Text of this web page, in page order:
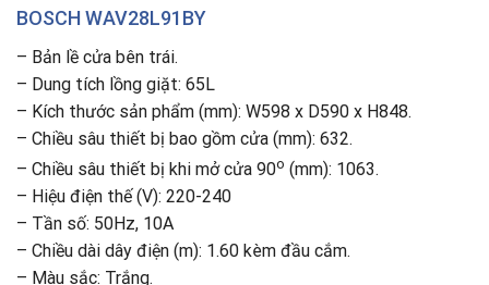
BOSCH WAV28L91BY
– Bản lề cửa bên trái.
– Dung tích lồng giặt: 65L
– Kích thước sản phẩm (mm): W598 x D590 x H848.
– Chiều sâu thiết bị bao gồm cửa (mm): 632.
– Chiều sâu thiết bị khi mở cửa 90o (mm): 1063.
– Hiệu điện thế (V): 220-240
– Tần số: 50Hz, 10A
– Chiều dài dây điện (m): 1.60 kèm đầu cắm.
– Màu sắc: Trắng.